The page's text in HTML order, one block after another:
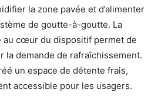
la zone pavée et d’alimenter
de goutte-à-goutte. La
au cœur du dispositif permet de
la demande de rafraîchissement.
un espace de détente frais,
accessible pour les usagers.